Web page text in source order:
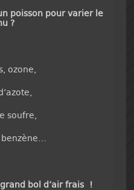
poisson pour varier le
?
ozone,
soufre,
bol d’air frais !